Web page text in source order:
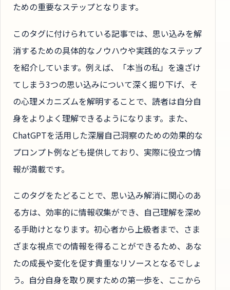
ための重要なステップとなります。
このタグに付けられている記事では、思い込みを解
消するための具体的なノウハウや実践的なステップ
を紹介しています。例えば、「本当の私」を遠ざけ
てしまう3つの思い込みについて深く掘り下げ、そ
の心理メカニズムを解明することで、読者は自分自
身をよりよく理解できるようになります。また、
ChatGPTを活用した深層自己洞察のための効果的な
プロンプト例なども提供しており、実際に役立つ情
報が満載です。
このタグをたどることで、思い込み解消に関心のあ
る方は、効率的に情報収集ができ、自己理解を深め
る手助けとなります。初心者から上級者まで、さま
ざまな視点での情報を得ることができるため、あな
たの成長や変化を促す貴重なリソースとなるでしょ
う。自分自身を取り戻すための第一歩を、ここから